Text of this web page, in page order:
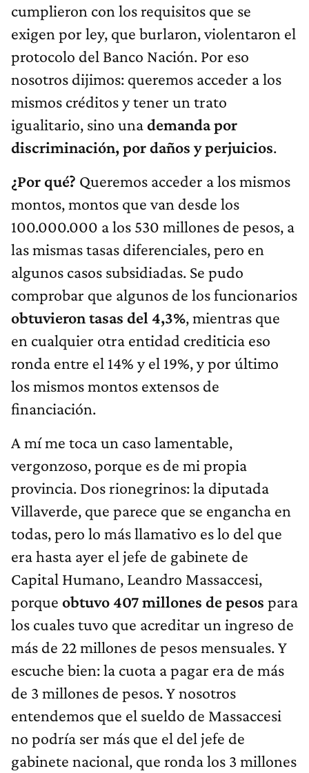
cumplieron con los requisitos que se
exigen por ley, que burlaron, violentaron el
protocolo del Banco Nación. Por eso
nosotros dijimos: queremos acceder a los
mismos créditos y tener un trato
igualitario, sino unademanda por
discriminación, por daños y perjuicios.
¿Por qué? Queremos acceder a los mismos
montos, montos que van desde los
100.000.000 a los 530 millones de pesos, a
las mismas tasas diferenciales, pero en
algunos casos subsidiadas. Se pudo
comprobar que algunos de los funcionarios
obtuvieron tasas del 4,3%, mientras que
en cualquier otra entidad crediticia eso
ronda entre el 14% y el 19%, y por último
los mismos montos extensos de
financiación.
A mí me toca un caso lamentable,
vergonzoso, porque es de mi propia
provincia. Dos rionegrinos: la diputada
Villaverde, que parece que se engancha en
todas, pero lo más llamativo es lo del que
era hasta ayer el jefe de gabinete de
Capital Humano, Leandro Massaccesi,
porque obtuvo 407 millones de pesos para
los cuales tuvo que acreditar un ingreso de
más de 22 millones de pesos mensuales. Y
escuche bien: la cuota a pagar era de más
de 3 millones de pesos. Y nosotros
entendemos que el sueldo de Massaccesi
no podría ser más que el del jefe de
gabinete nacional, que ronda los 3 millones